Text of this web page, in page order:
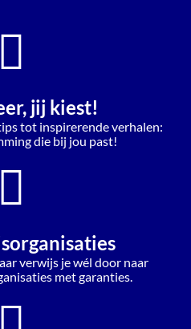
jij kiest!
tot inspirerende verhalen:
die bij jou past!
verwijs je wél door naar
met garanties.